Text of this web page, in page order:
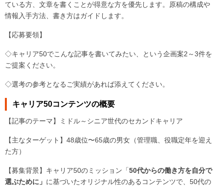
ている方、文章を書くことが得意な方を優先します。原稿の構成や
情報入手方法、書き方はガイドします。
【応募要領】
◇キャリア50でこんな記事を書いてみたい、という企画案2～3件を
ご提案ください。
◇選考の参考となるご実績があれば添えてください。
キャリア50コンテンツの概要
【記事のテーマ】ミドル～シニア世代のセカンドキャリア
【主なターゲット】48歳位〜65歳の男女（管理職、役職定年を迎え
た方）
【募集背景】 キャリア50のミッション「50代からの働き方を自分で
選ぶために」 に基づいたオリジナル性のあるコンテンツで、50代の